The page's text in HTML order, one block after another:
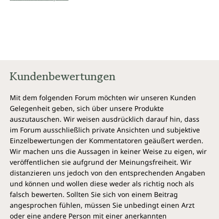
Kundenbewertungen
Mit dem folgenden Forum möchten wir unseren Kunden
Gelegenheit geben, sich über unsere Produkte
auszutauschen. Wir weisen ausdrücklich darauf hin, dass
im Forum ausschließlich private Ansichten und subjektive
Einzelbewertungen der Kommentatoren geäußert werden.
Wir machen uns die Aussagen in keiner Weise zu eigen, wir
veröffentlichen sie aufgrund der Meinungsfreiheit. Wir
distanzieren uns jedoch von den entsprechenden Angaben
und können und wollen diese weder als richtig noch als
falsch bewerten. Sollten Sie sich von einem Beitrag
angesprochen fühlen, müssen Sie unbedingt einen Arzt
oder eine andere Person mit einer anerkannten